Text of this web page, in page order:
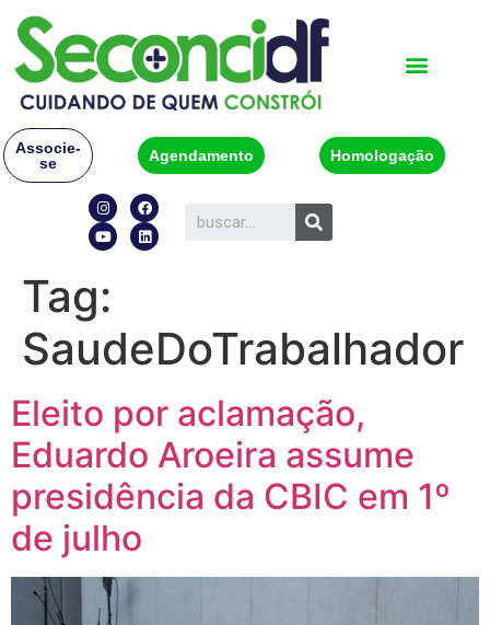
Associe-
se
Agendamento Homologação
Tag:
SaudeDoTrabalhador
Eleito por aclamação,
Eduardo Aroeira assume
presidência da CBIC em 1º
de julho